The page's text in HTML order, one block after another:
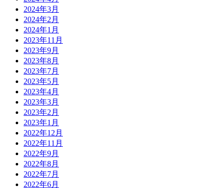
2024年3月
2024年2月
2024年1月
2023年11月
2023年9月
2023年8月
2023年7月
2023年5月
2023年4月
2023年3月
2023年2月
2023年1月
2022年12月
2022年11月
2022年9月
2022年8月
2022年7月
2022年6月